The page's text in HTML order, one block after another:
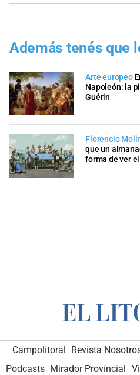
Además tenés que
Arte europeo
Napoleón: la
Guérin
Florencio
que un
forma de ver
Campolitoral Revista
Podcasts Mirador Provincial